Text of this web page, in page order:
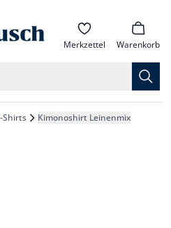
Merkzettel Warenkorb
Shirts Kimonoshirt Leinenmix